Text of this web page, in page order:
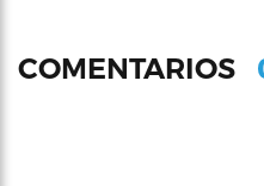
COMENTARIOS